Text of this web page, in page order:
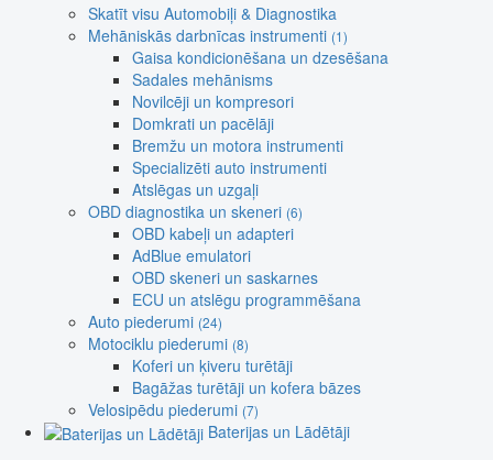
Skatīt visu Automobiļi & Diagnostika
Mehāniskās darbnīcas instrumenti (1)
Gaisa kondicionēšana un dzesēšana
Sadales mehānisms
Novilcēji un kompresori
Domkrati un pacēlāji
Bremžu un motora instrumenti
Specializēti auto instrumenti
Atslēgas un uzgaļi
OBD diagnostika un skeneri (6)
OBD kabeļi un adapteri
AdBlue emulatori
OBD skeneri un saskarnes
ECU un atslēgu programmēšana
Auto piederumi (24)
Motociklu piederumi (8)
Koferi un ķiveru turētāji
Bagāžas turētāji un kofera bāzes
Velosipēdu piederumi (7)
Baterijas un Lādētāji